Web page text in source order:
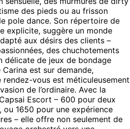
des pieds ou au frisson
pole dance. Son répertoire de
explicite, suggère un monde
aux désirs des clients –
des chuchotements
délicate de jeux de bondage
est sur demande,
vous est méticuleusement
de l’ordinaire. Avec la
Escort – 600 pour deux
ou 1650 pour une expérience
– elle offre non seulement de